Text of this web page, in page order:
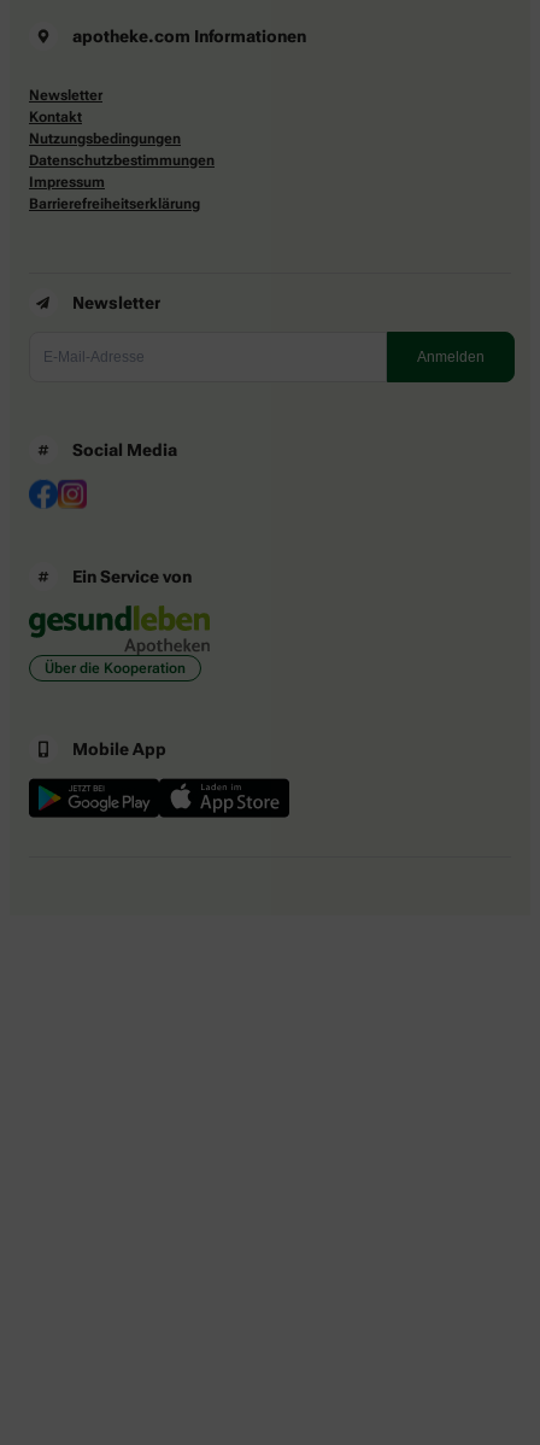
apotheke.com Informationen
Newsletter
Kontakt
Nutzungsbedingungen
Datenschutzbestimmungen
Impressum
Barrierefreiheitserklärung
Newsletter
Social Media
Ein Service von
Über die Kooperation
Mobile App